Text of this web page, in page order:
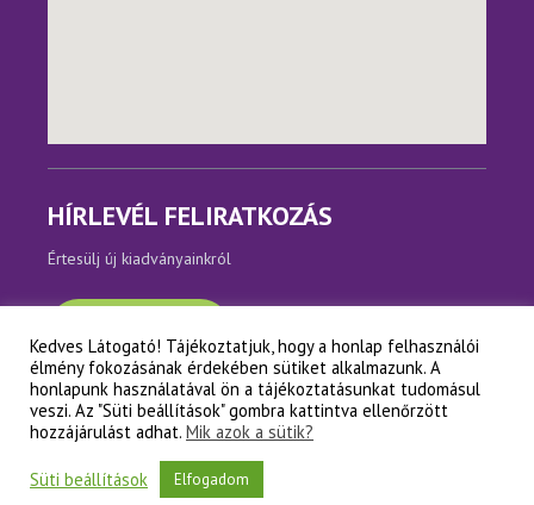
HÍRLEVÉL FELIRATKOZÁS
Értesülj új kiadványainkról
Copyright © Napfényes Élet Alapítvány
Kedves Látogató! Tájékoztatjuk, hogy a honlap felhasználói
élmény fokozásának érdekében sütiket alkalmazunk. A
honlapunk használatával ön a tájékoztatásunkat tudomásul
veszi. Az "Süti beállítások" gombra kattintva ellenőrzött
hozzájárulást adhat. Mik azok a sütik?
Süti beállítások Elfogadom